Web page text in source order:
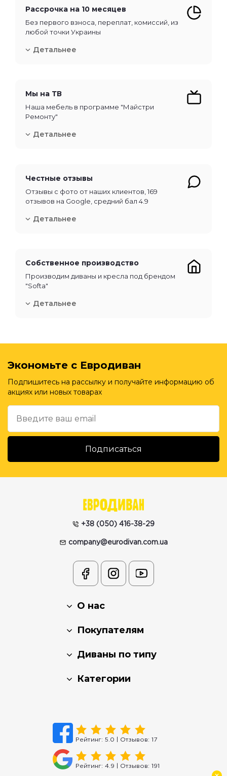
Рассрочка на 10 месяцев
Без первого взноса, переплат, комиссий, из
любой точки Украины
Детальнее
Мы на ТВ
Наша мебель в программе "Майстри
Ремонту"
Детальнее
Честные отзывы
Отзывы с фото от наших клиентов, 169
отзывов на Google, средний бал 4.9
Детальнее
Собственное производство
Производим диваны и кресла под брендом
"Softa"
Детальнее
Экономьте с Евродиван
Подпишитесь на рассылку и получайте информацию об
акциях или новых товарах
+38 (050) 416-38-29
company@eurodivan.com.ua
О нас
Покупателям
Диваны по типу
Категории
Рейтинг: 5.0 | Отзывов: 17
Рейтинг: 4.9 | Отзывов: 191